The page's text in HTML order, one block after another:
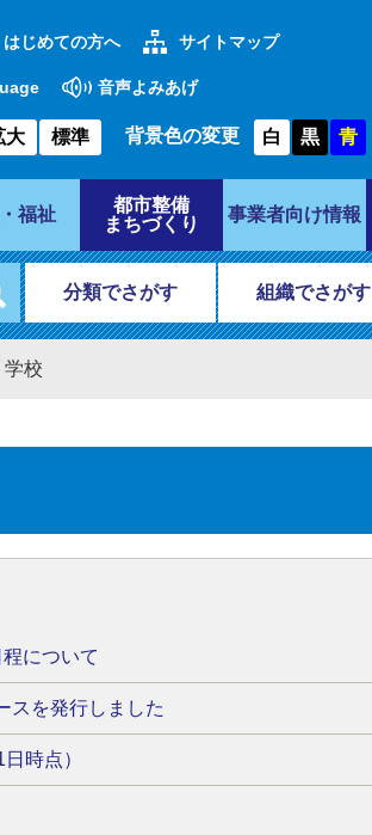
はじめての方へ サイトマップ
音声よみあげ
大 標準 背景色の変更 白 黒 青
福祉
都市整備
まちづくり
事業者向け情報
分類でさがす 組織でさがす
学校
について
スを発行しました
時点）